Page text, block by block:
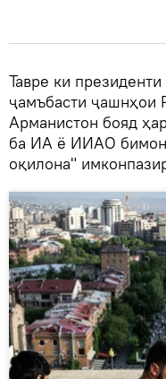
Тавре ки
ҷамъбасти ҷашнҳои
Арманистон бояд
ба ИА ё ИИАО
оқилона"